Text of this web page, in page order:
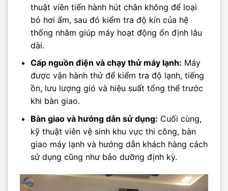
thuật viên tiến hành hút chân không để loại
bỏ hơi ẩm, sau đó kiểm tra độ kín của hệ
thống nhằm giúp máy hoạt động ổn định lâu
dài.
Cấp nguồn điện và chạy thử máy lạnh: Máy
được vận hành thử để kiểm tra độ lạnh, tiếng
ồn, lưu lượng gió và hiệu suất tổng thể trước
khi bàn giao.
Bàn giao và hướng dẫn sử dụng: Cuối cùng,
kỹ thuật viên vệ sinh khu vực thi công, bàn
giao máy lạnh và hướng dẫn khách hàng cách
sử dụng cũng như bảo dưỡng định kỳ.